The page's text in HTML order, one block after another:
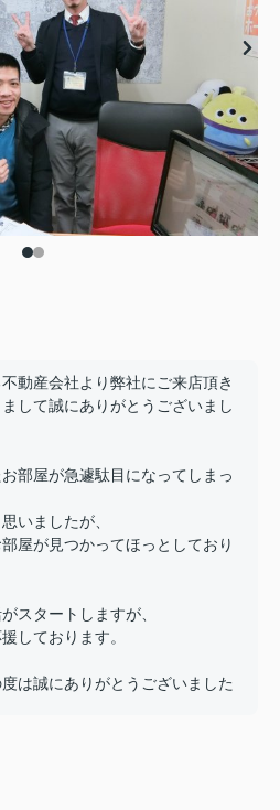
動産会社より弊社にご来店頂き
して誠にありがとうございまし
部屋が急遽駄目になってしまっ
いましたが、
屋が見つかってほっとしており
スタートしますが、
しております。
は誠にありがとうございました